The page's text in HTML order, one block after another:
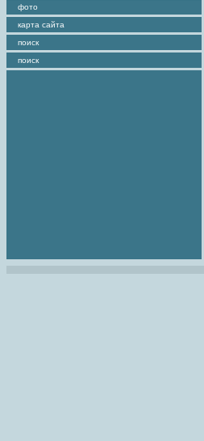
фото
карта сайта
поиск
поиск